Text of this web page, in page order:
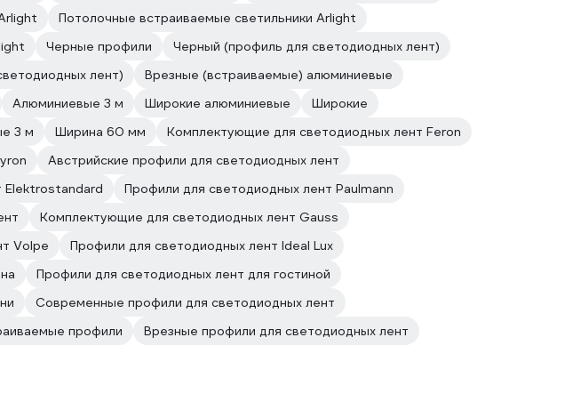
Потолочные встраиваемые светильники Arlight
Черные профили
Черный (профиль для светодиодных лент)
лент)
Врезные (встраиваемые) алюминиевые
Алюминиевые 3 м Широкие алюминиевые
Широкие
3 м Ширина 60 мм
Комплектующие для светодиодных лент Feron
Австрийские профили для светодиодных лент
Elektrostandard
Профили для светодиодных лент Paulmann
Комплектующие для светодиодных лент Gauss
Volpe
Профили для светодиодных лент Ideal Lux
Профили для светодиодных лент для гостиной
Современные профили для светодиодных лент
профили Врезные профили для светодиодных лент